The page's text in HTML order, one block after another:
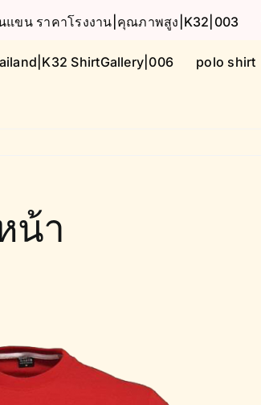
แขน ราคาโรงงาน|คุณภาพสูง|K32|003
ShirtGallery|006 polo shirt
น้า